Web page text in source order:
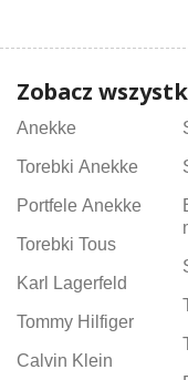
Zobacz
Anekke
Torebki Anekke
Portfele Anekke
Torebki Tous
Karl Lagerfeld
Tommy Hilfiger
Calvin Klein